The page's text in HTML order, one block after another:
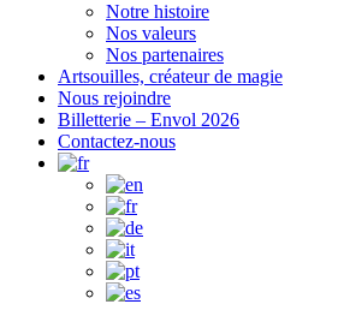
Notre histoire
Nos valeurs
Nos partenaires
Artsouilles, créateur de magie
Nous rejoindre
Billetterie – Envol 2026
Contactez-nous